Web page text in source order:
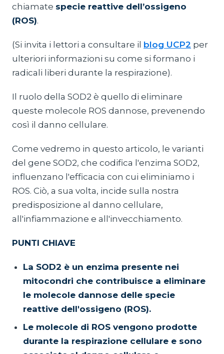
chiamate specie reattive dell’ossigeno
(ROS).
(Si invita i lettori a consultare il blog UCP2 per
ulteriori informazioni su come si formano i
radicali liberi durante la respirazione).
Il ruolo della SOD2 è quello di eliminare
queste molecole ROS dannose, prevenendo
così il danno cellulare.
Come vedremo in questo articolo, le varianti
del gene SOD2, che codifica l'enzima SOD2,
influenzano l'efficacia con cui eliminiamo i
ROS. Ciò, a sua volta, incide sulla nostra
predisposizione al danno cellulare,
all'infiammazione e all'invecchiamento.
PUNTI CHIAVE
La SOD2 è un enzima presente nei
mitocondri che contribuisce a eliminare
le molecole dannose delle specie
reattive dell'ossigeno (ROS).
Le molecole di ROS vengono prodotte
durante la respirazione cellulare e sono